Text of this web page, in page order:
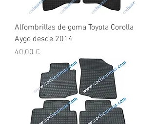
Alfombrillas de goma Toyota Corolla
Aygo desde 2014
Precio
40,00 €